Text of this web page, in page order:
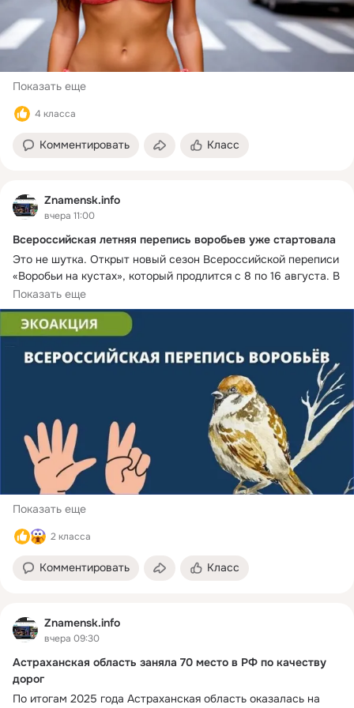
Показать еще
4 класса
Комментировать Класс
Znamensk.info
вчера 11:00
Всероссийская летняя перепись воробьев уже стартовала
Это не шутка. Открыт новый сезон Всероссийской переписи
«Воробьи на кустах», который продлится с 8 по 16 августа. В
Астраханском биосферном заповеднике объяснили, для чего
считать воробьев. Эта простая и непримечательная птичка
становится индикатором здоровья городов. Она уничтожает
колоссальное количество вредителей растений: гусениц,
тли, жуков-листоедов и других насекомых.
В условиях города, где мало естественных хищников,
воробьи становятся главными защитниками парков и
скверов, спасая деревья без применения химических
пестицидов. При этом в последнее время во многих странах
мира отмечается снижение численности воробьёв. А это
значи
Показать еще
Показать еще
2 класса
Комментировать Класс
Znamensk.info
вчера 09:30
Астраханская область заняла 70 место в РФ по качеству
дорог
По итогам 2025 года Астраханская область оказалась на